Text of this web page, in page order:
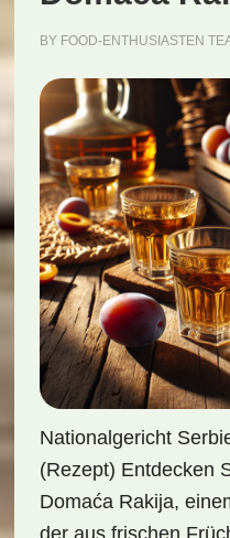
BY FOOD-ENTHUSIASTEN
Nationalgericht
(Rezept) Entdecken
Domaća Rakija,
der aus frischen